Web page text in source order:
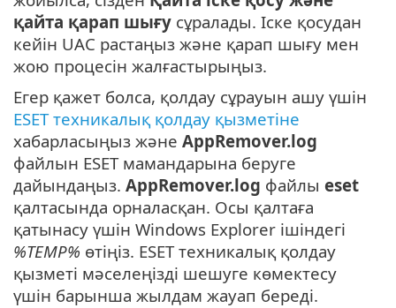
қайта қарап шығу сұралады. Іске қосудан
кейін UAC растаңыз және қарап шығу мен
жою процесін жалғастырыңыз.
Егер қажет болса, қолдау сұрауын ашу үшін
ESET техникалық қолдау қызметіне
хабарласыңыз және AppRemover.log
файлын ESET мамандарына беруге
дайындаңыз. AppRemover.log файлы eset
қалтасында орналасқан. Осы қалтаға
қатынасу үшін Windows Explorer ішіндегі
%TEMP% өтіңіз. ESET техникалық қолдау
қызметі мәселеңізді шешуге көмектесу
үшін барынша жылдам жауап береді.